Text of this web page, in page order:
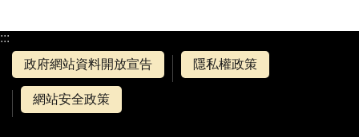
:::
政府網站資料開放宣告
隱私權政策
網站安全政策